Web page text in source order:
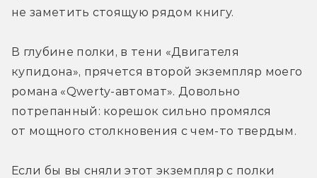
не заметить стоящую рядом книгу.
В глубине полки, в тени «Двигателя
купидона», прячется второй экземпляр моего
романа «Qwerty-автомат». Довольно
потрепанный: корешок сильно промялся
от мощного столкновения с чем-то твердым.
Если бы вы сняли этот экземпляр с полки